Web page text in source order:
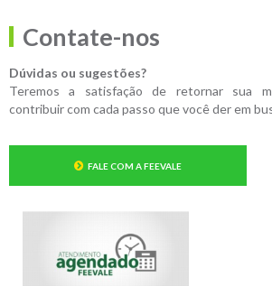
Contate-nos
Dúvidas ou sugestões?
Teremos a satisfação de retornar sua
contribuir com cada passo que você der em
FALE COM A FEEVALE